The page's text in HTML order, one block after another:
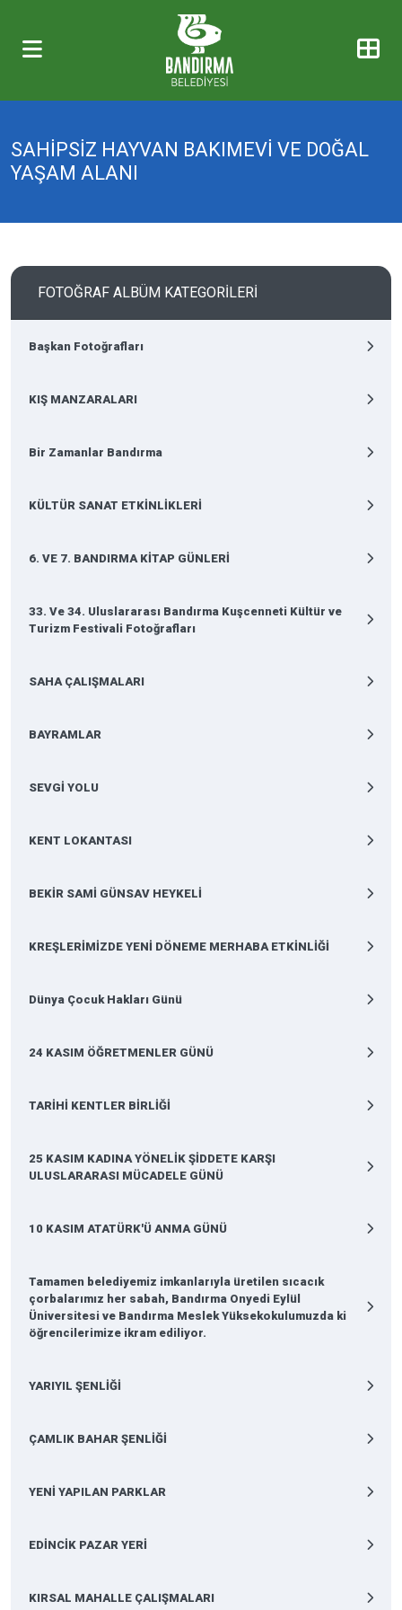
SAHİPSİZ HAYVAN BAKIMEVİ VE DOĞAL
YAŞAM ALANI
FOTOĞRAF ALBÜM KATEGORİLERİ
Başkan Fotoğrafları
KIŞ MANZARALARI
Bir Zamanlar Bandırma
KÜLTÜR SANAT ETKİNLİKLERİ
6. VE 7. BANDIRMA KİTAP GÜNLERİ
33. Ve 34. Uluslararası Bandırma Kuşcenneti Kültür ve
Turizm Festivali Fotoğrafları
SAHA ÇALIŞMALARI
BAYRAMLAR
SEVGİ YOLU
KENT LOKANTASI
BEKİR SAMİ GÜNSAV HEYKELİ
KREŞLERİMİZDE YENİ DÖNEME MERHABA ETKİNLİĞİ
Dünya Çocuk Hakları Günü
24 KASIM ÖĞRETMENLER GÜNÜ
TARİHİ KENTLER BİRLİĞİ
25 KASIM KADINA YÖNELİK ŞİDDETE KARŞI
ULUSLARARASI MÜCADELE GÜNÜ
10 KASIM ATATÜRK'Ü ANMA GÜNÜ
Tamamen belediyemiz imkanlarıyla üretilen sıcacık
çorbalarımız her sabah, Bandırma Onyedi Eylül
Üniversitesi ve Bandırma Meslek Yüksekokulumuzda ki
öğrencilerimize ikram ediliyor.
YARIYIL ŞENLİĞİ
ÇAMLIK BAHAR ŞENLİĞİ
YENİ YAPILAN PARKLAR
EDİNCİK PAZAR YERİ
KIRSAL MAHALLE ÇALIŞMALARI